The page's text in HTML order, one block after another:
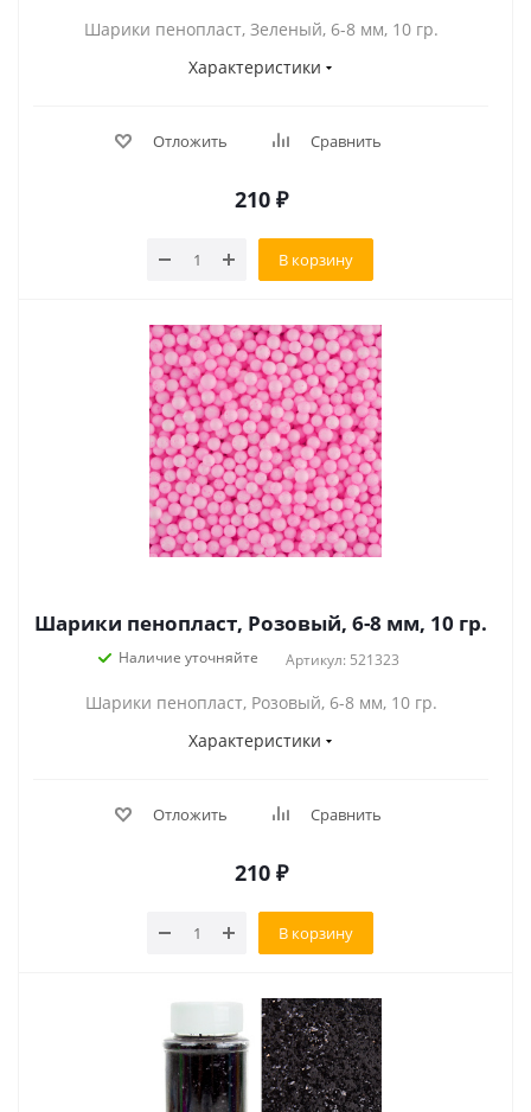
Шарики пенопласт, Зеленый, 6-8 мм, 10 гр.
Характеристики
Отложить Сравнить
210 ₽
В корзину
Шарики пенопласт, Розовый, 6-8 мм, 10 гр.
Наличие уточняйте Артикул: 521323
Шарики пенопласт, Розовый, 6-8 мм, 10 гр.
Характеристики
Отложить Сравнить
210 ₽
В корзину